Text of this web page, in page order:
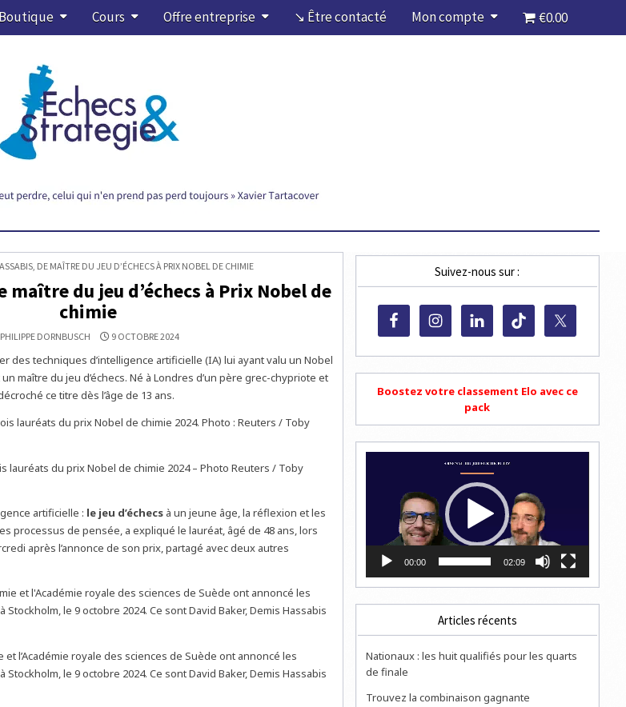
Boutique Cours Offre entreprise ↘ Être contacté Mon compte €0.00
DE MAÎTRE DU JEU D’ÉCHECS À PRIX NOBEL DE CHIMIE
maître du jeu d’échecs à Prix Nobel de
chimie
PHILIPPE DORNBUSCH 9 OCTOBRE 2024
des techniques d’intelligence artificielle (IA) lui ayant valu un Nobel
maître du jeu d’échecs. Né à Londres d’un père grec-chypriote et
ce titre dès l’âge de 13 ans.
lauréats du prix Nobel de chimie 2024 – Photo Reuters / Toby
artificielle : le jeu d’échecsà un jeune âge, la réflexion et les
processus de pensée, a expliqué le lauréat, âgé de 48 ans, lors
après l’annonce de son prix, partagé avec deux autres
l’Académie royale des sciences de Suède ont annoncé les
le 9 octobre 2024. Ce sont David Baker, Demis Hassabis
Suivez-nous sur :
Boostez votre classement Elo avec ce
pack
00:00 02:09
Articles récents
Nationaux : les huit qualifiés pour les quarts
de finale
Trouvez la combinaison gagnante